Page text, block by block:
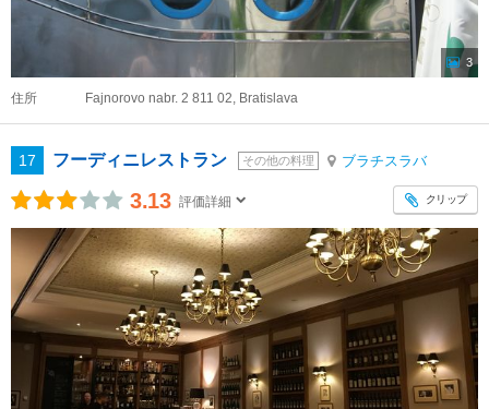
3
住所 Fajnorovo nabr. 2 811 02, Bratislava
17 フーディニレストラン その他の料理 ブラチスラバ
3.13 評価詳細 クリップ